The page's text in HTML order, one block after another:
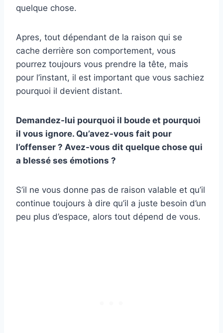
quelque chose.
Apres, tout dépendant de la raison qui se
cache derrière son comportement, vous
pourrez toujours vous prendre la tête, mais
pour l’instant, il est important que vous sachiez
pourquoi il devient distant.
Demandez-lui pourquoi il boude et pourquoi
il vous ignore. Qu’avez-vous fait pour
l’offenser ? Avez-vous dit quelque chose qui
a blessé ses émotions ?
S’il ne vous donne pas de raison valable et qu’il
continue toujours à dire qu’il a juste besoin d’un
peu plus d’espace, alors tout dépend de vous.